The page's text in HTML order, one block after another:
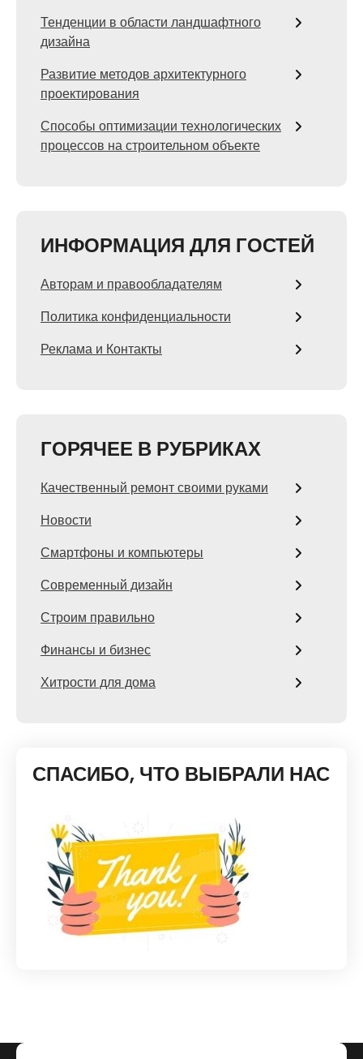
Тенденции в области ландшафтного
дизайна
Развитие методов архитектурного
проектирования
Способы оптимизации технологических
процессов на строительном объекте
ИНФОРМАЦИЯ ДЛЯ ГОСТЕЙ
Авторам и правообладателям
Политика конфиденциальности
Реклама и Контакты
ГОРЯЧЕЕ В РУБРИКАХ
Качественный ремонт своими руками
Новости
Смартфоны и компьютеры
Современный дизайн
Строим правильно
Финансы и бизнес
Хитрости для дома
СПАСИБО, ЧТО ВЫБРАЛИ НАС